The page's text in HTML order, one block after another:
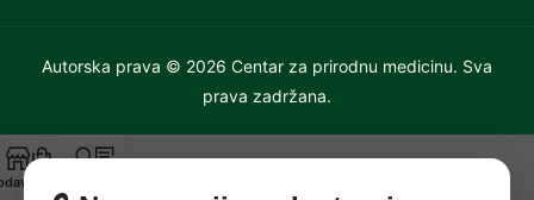
Autorska prava © 2026 Centar za prirodnu medicinu. Sva
prava zadržana.